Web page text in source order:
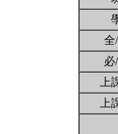
全
必
上
上